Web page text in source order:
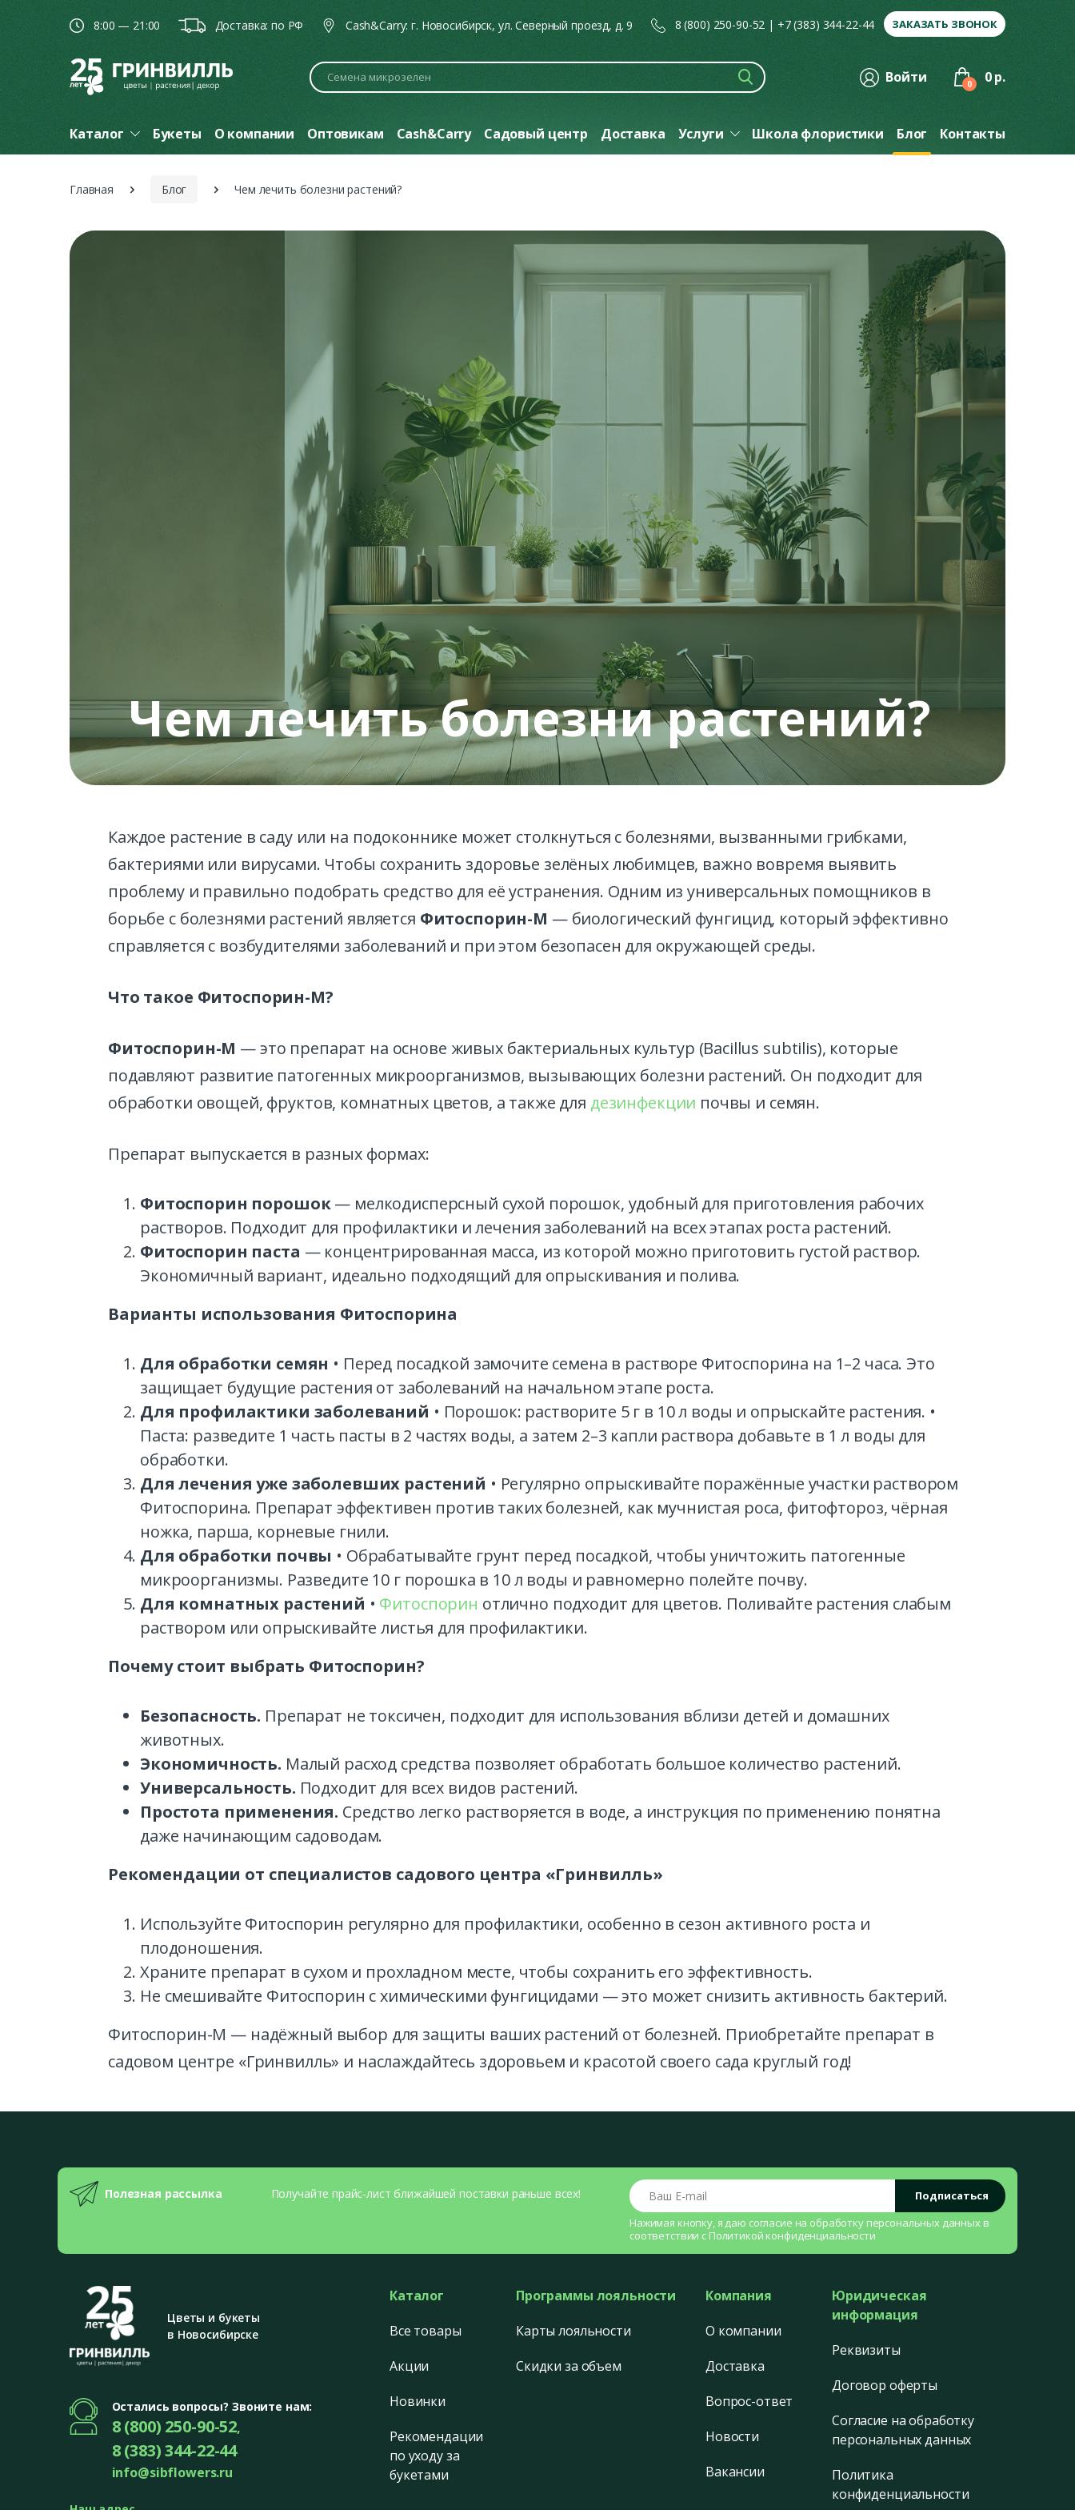
8:00 — 21:00 Доставка: по РФ Cash&Carry: г. Новосибирск, ул. Северный проезд, д. 9 8 (800) 250-90-52 | +7 (383) 344-22-44 ЗАКАЗАТЬ ЗВОНОК
Поиск Войти 0 0 р.
Каталог Букеты О компании Оптовикам Cash&Carry Садовый центр Доставка Услуги Школа флористики Блог Контакты
Главная Блог Чем лечить болезни растений?
Чем лечить болезни растений?
Каждое растение в саду или на подоконнике может столкнуться с болезнями, вызванными грибками,
бактериями или вирусами. Чтобы сохранить здоровье зелёных любимцев, важно вовремя выявить
проблему и правильно подобрать средство для её устранения. Одним из универсальных помощников в
борьбе с болезнями растений является Фитоспорин-М — биологический фунгицид, который эффективно
справляется с возбудителями заболеваний и при этом безопасен для окружающей среды.
Что такое Фитоспорин-М?
Фитоспорин-М — это препарат на основе живых бактериальных культур (Bacillus subtilis), которые
подавляют развитие патогенных микроорганизмов, вызывающих болезни растений. Он подходит для
обработки овощей, фруктов, комнатных цветов, а также для дезинфекции почвы и семян.
Препарат выпускается в разных формах:
Фитоспорин порошок— мелкодисперсный сухой порошок, удобный для приготовления рабочих
растворов. Подходит для профилактики и лечения заболеваний на всех этапах роста растений.
Фитоспорин паста — концентрированная масса, из которой можно приготовить густой раствор.
Экономичный вариант, идеально подходящий для опрыскивания и полива.
Варианты использования Фитоспорина
Для обработки семян • Перед посадкой замочите семена в растворе Фитоспорина на 1–2 часа. Это
защищает будущие растения от заболеваний на начальном этапе роста.
Для профилактики заболеваний • Порошок: растворите 5 г в 10 л воды и опрыскайте растения. •
Паста: разведите 1 часть пасты в 2 частях воды, а затем 2–3 капли раствора добавьте в 1 л воды для
обработки.
Для лечения уже заболевших растений • Регулярно опрыскивайте поражённые участки раствором
Фитоспорина. Препарат эффективен против таких болезней, как мучнистая роса, фитофтороз, чёрная
ножка, парша, корневые гнили.
Для обработки почвы • Обрабатывайте грунт перед посадкой, чтобы уничтожить патогенные
микроорганизмы. Разведите 10 г порошка в 10 л воды и равномерно полейте почву.
Для комнатных растений • Фитоспорин отлично подходит для цветов. Поливайте растения слабым
раствором или опрыскивайте листья для профилактики.
Почему стоит выбрать Фитоспорин?
Безопасность. Препарат не токсичен, подходит для использования вблизи детей и домашних
животных.
Экономичность. Малый расход средства позволяет обработать большое количество растений.
Универсальность. Подходит для всех видов растений.
Простота применения. Средство легко растворяется в воде, а инструкция по применению понятна
даже начинающим садоводам.
Рекомендации от специалистов садового центра «Гринвилль»
Используйте Фитоспорин регулярно для профилактики, особенно в сезон активного роста и
плодоношения.
Храните препарат в сухом и прохладном месте, чтобы сохранить его эффективность.
Не смешивайте Фитоспорин с химическими фунгицидами — это может снизить активность бактерий.
Фитоспорин-М — надёжный выбор для защиты ваших растений от болезней. Приобретайте препарат в
садовом центре «Гринвилль» и наслаждайтесь здоровьем и красотой своего сада круглый год!
Полезная рассылка Получайте прайс-лист ближайшей поставки раньше всех! Ваш E-mail
Подписаться
Нажимая кнопку, я даю согласие на обработку персональных данныхв
соответствии с Политикой конфиденциальности
Цветы и букеты
в Новосибирске
Остались вопросы? Звоните нам:
8 (800) 250-90-52,
8 (383) 344-22-44
info@sibflowers.ru
Каталог
Все товары
Акции
Новинки
Рекомендации
по уходу за
букетами
Программы лояльности
Карты лояльности
Скидки за объем
Компания
О компании
Доставка
Вопрос-ответ
Новости
Вакансии
Юридическая
информация
Реквизиты
Договор оферты
Согласие на обработку
персональных данных
Политика
конфиденциальности